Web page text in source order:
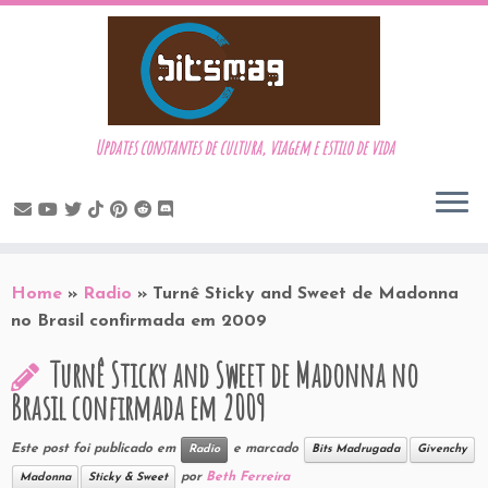
to
content
Updates constantes de cultura, viagem e estilo de vida
Home » Radio » Turnê Sticky and Sweet de Madonna
no Brasil confirmada em 2009
Turnê Sticky and Sweet de Madonna no
Brasil confirmada em 2009
Este post foi publicado em Radio e marcado Bits Madrugada Givenchy
Madonna Sticky & Sweet por Beth Ferreira